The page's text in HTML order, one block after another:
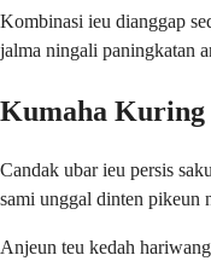
Kombinasi ieu dianggap
jalma ningali paningkatan
Kumaha Kuring
Candak ubar ieu persis
sami unggal dinten pikeun
Anjeun teu kedah